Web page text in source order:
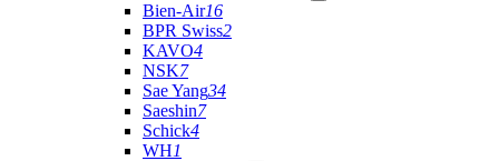
Bien-Air16
BPR Swiss2
KAVO4
NSK7
Sae Yang34
Saeshin7
Schick4
WH1